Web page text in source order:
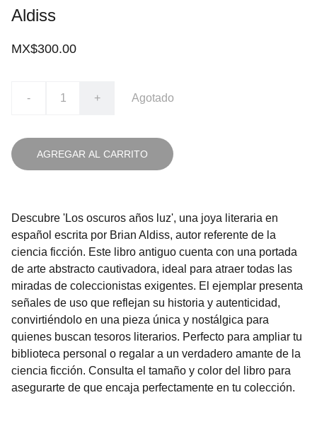
Aldiss
MX$300.00
- + Agotado
AGREGAR AL CARRITO
Descubre 'Los oscuros años luz', una joya literaria en
español escrita por Brian Aldiss, autor referente de la
ciencia ficción. Este libro antiguo cuenta con una portada
de arte abstracto cautivadora, ideal para atraer todas las
miradas de coleccionistas exigentes. El ejemplar presenta
señales de uso que reflejan su historia y autenticidad,
convirtiéndolo en una pieza única y nostálgica para
quienes buscan tesoros literarios. Perfecto para ampliar tu
biblioteca personal o regalar a un verdadero amante de la
ciencia ficción. Consulta el tamaño y color del libro para
asegurarte de que encaja perfectamente en tu colección.